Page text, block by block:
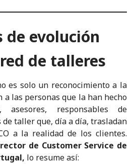
de evolución
de talleres
es solo un reconocimiento a la
a las personas que la han hecho
asesores, responsables de
de taller que, día a día, trasladan
a la realidad de los clientes.
de Customer Service de
lo resume así: